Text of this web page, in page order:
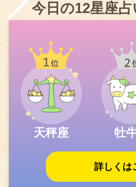
今日の12星座占
天秤座 牡
詳しくは